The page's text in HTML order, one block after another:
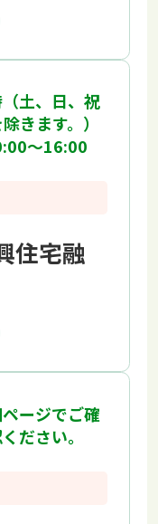
土、日、祝
きます。）
～16:00
住宅融
ージでご確
ださい。